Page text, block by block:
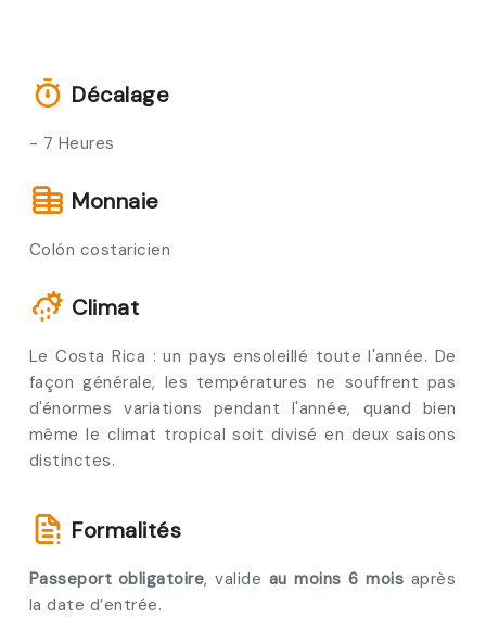
Décalage
- 7 Heures
Monnaie
Colón costaricien
Climat
Le Costa Rica : un pays ensoleillé toute l'année. De
façon générale, les températures ne souffrent pas
d'énormes variations pendant l'année, quand bien
même le climat tropical soit divisé en deux saisons
distinctes.
Formalités
Passeport obligatoire, valide au moins 6 mois après
la date d’entrée.